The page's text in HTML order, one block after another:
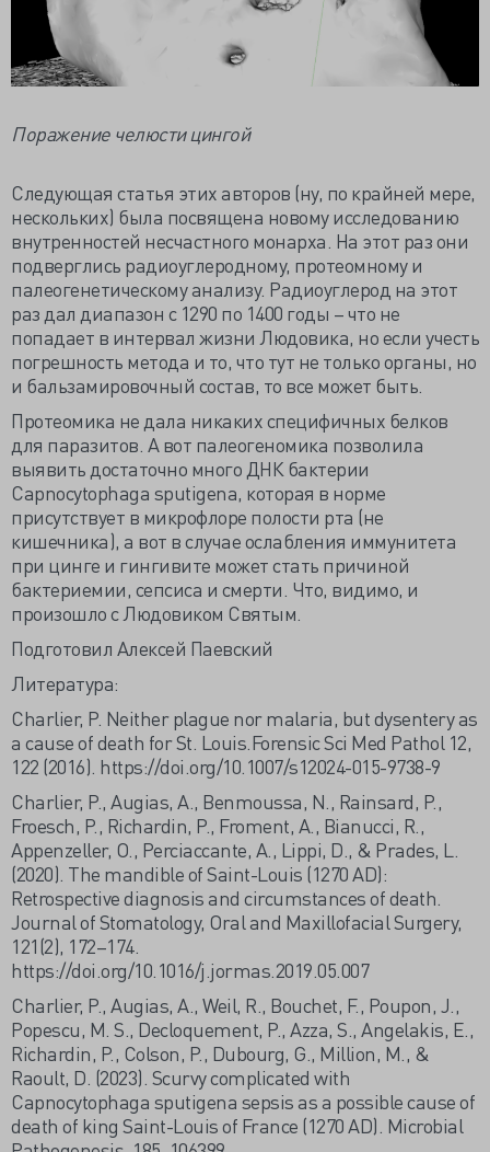
Поражение челюсти цингой
Следующая статья этих авторов (ну, по крайней мере,
нескольких) была посвящена новому исследованию
внутренностей несчастного монарха. На этот раз они
подверглись радиоуглеродному, протеомному и
палеогенетическому анализу. Радиоуглерод на этот
раз дал диапазон с 1290 по 1400 годы – что не
попадает в интервал жизни Людовика, но если учесть
погрешность метода и то, что тут не только органы, но
и бальзамировочный состав, то все может быть.
Протеомика не дала никаких специфичных белков
для паразитов. А вот палеогеномика позволила
выявить достаточно много ДНК бактерии
Capnocytophaga sputigena, которая в норме
присутствует в микрофлоре полости рта (не
кишечника), а вот в случае ослабления иммунитета
при цинге и гингивите может стать причиной
бактериемии, сепсиса и смерти. Что, видимо, и
произошло с Людовиком Святым.
Подготовил Алексей Паевский
Литература:
Charlier, P. Neither plague nor malaria, but dysentery as
a cause of death for St. Louis.Forensic Sci Med Pathol 12,
122 (2016). https://doi.org/10.1007/s12024-015-9738-9
Charlier, P., Augias, A., Benmoussa, N., Rainsard, P.,
Froesch, P., Richardin, P., Froment, A., Bianucci, R.,
Appenzeller, O., Perciaccante, A., Lippi, D., & Prades, L.
(2020). The mandible of Saint-Louis (1270 AD):
Retrospective diagnosis and circumstances of death.
Journal of Stomatology, Oral and Maxillofacial Surgery,
121(2), 172–174.
https://doi.org/10.1016/j.jormas.2019.05.007
Charlier, P., Augias, A., Weil, R., Bouchet, F., Poupon, J.,
Popescu, M. S., Decloquement, P., Azza, S., Angelakis, E.,
Richardin, P., Colson, P., Dubourg, G., Million, M., &
Raoult, D. (2023). Scurvy complicated with
Capnocytophaga sputigena sepsis as a possible cause of
death of king Saint-Louis of France (1270 AD). Microbial